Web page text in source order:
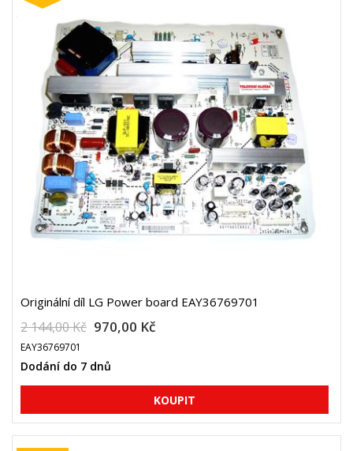
Originální díl LG Power board EAY36769701
2 144,00 Kč 970,00 Kč
EAY36769701
Dodání do 7 dnů